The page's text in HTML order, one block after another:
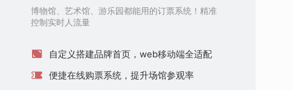
博物馆、艺术馆、游乐园都能用的订票系统！精准
控制实时人流量
自定义搭建品牌首页，web移动端全适配
便捷在线购票系统，提升场馆参观率